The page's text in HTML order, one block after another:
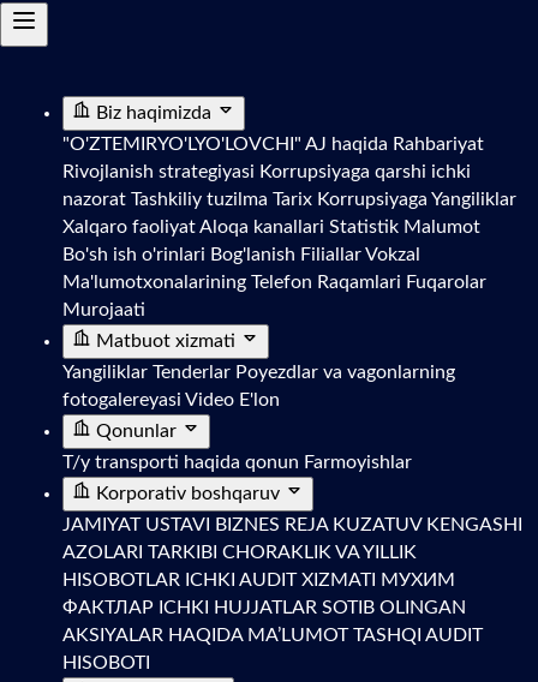
Biz haqimizda
"O'ZTEMIRYO'LYO'LOVCHI" AJ haqida Rahbariyat
Rivojlanish strategiyasi Korrupsiyaga qarshi ichki
nazorat Tashkiliy tuzilma Tarix Korrupsiyaga Yangiliklar
Xalqaro faoliyatAloqa kanallari Statistik Malumot
Bo'sh ish o'rinlari Bog'lanish FiliallarVokzal
Ma'lumotxonalarining Telefon Raqamlari Fuqarolar
Murojaati
Matbuot xizmati
Yangiliklar Tenderlar Poyezdlar va vagonlarning
fotogalereyasi Video E'lon
Qonunlar
T/y transporti haqida qonun Farmoyishlar
Korporativ boshqaruv
JAMIYAT USTAVI
BIZNES REJA KUZATUV KENGASHI
AZOLARI TARKIBI CHORAKLIK VA YILLIK
HISOBOTLAR ICHKI AUDIT XIZMATI МУХИМ
ФАКТЛАР ICHKI HUJJATLAR SOTIB OLINGAN
AKSIYALAR HAQIDA MA’LUMOTTASHQI AUDIT
HISOBOTI